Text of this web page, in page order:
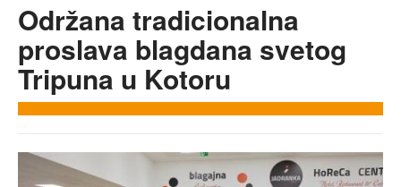
Održana tradicionalna
proslava blagdana svetog
Tripuna u Kotoru